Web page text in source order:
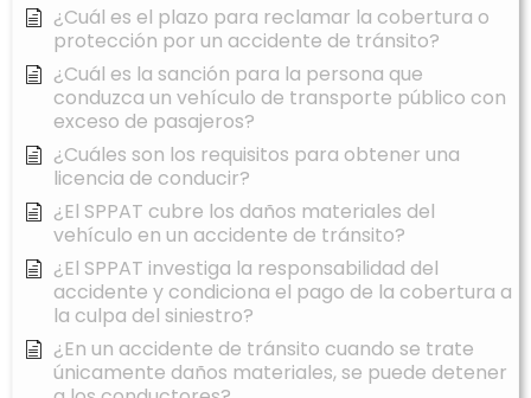
¿Cuál es el plazo para reclamar la cobertura o
protección por un accidente de tránsito?
¿Cuál es la sanción para la persona que
conduzca un vehículo de transporte público con
exceso de pasajeros?
¿Cuáles son los requisitos para obtener una
licencia de conducir?
¿El SPPAT cubre los daños materiales del
vehículo en un accidente de tránsito?
¿El SPPAT investiga la responsabilidad del
accidente y condiciona el pago de la cobertura a
la culpa del siniestro?
¿En un accidente de tránsito cuando se trate
únicamente daños materiales, se puede detener